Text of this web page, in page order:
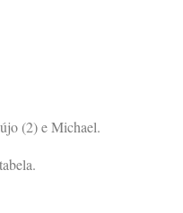
(2) e Michael.